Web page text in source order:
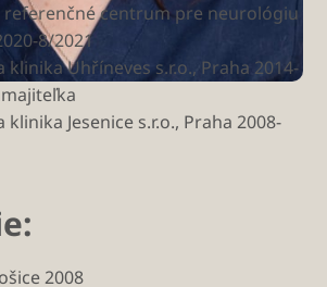
referenčné centrum pre neurológiu
8/2021
klinika Uhříneves s.r.o., Praha 2014-
Jesenice s.r.o., Praha 2008-
2008